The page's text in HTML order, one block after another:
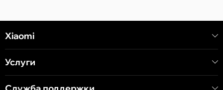
Xiaomi
Услуги